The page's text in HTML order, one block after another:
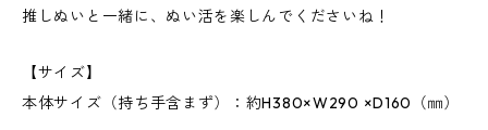
推しぬいと一緒に、ぬい活を楽しんでくださいね！
【サイズ】
本体サイズ（持ち手含まず）：約H380×W290 ×D160（㎜）